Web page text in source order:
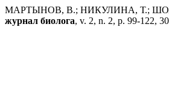
МАРТЫНОВ, В.; НИКУЛИНА, Т.;
журнал биолога, v. 2, n. 2, p. 99-122,